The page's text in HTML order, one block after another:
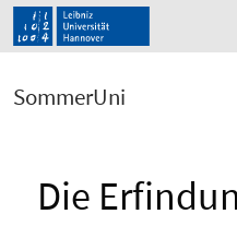
SommerUni
Die